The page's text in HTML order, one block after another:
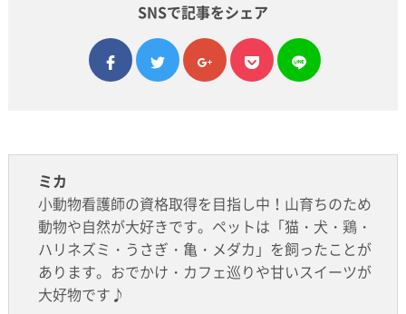
SNSで記事をシェア
facebook
twittergoogle plus
pocket
line
ミカ
小動物看護師の資格取得を目指し中！山育ちのため
動物や自然が大好きです。ペットは「猫・犬・鶏・
ハリネズミ・うさぎ・亀・メダカ」を飼ったことが
あります。おでかけ・カフェ巡りや甘いスイーツが
大好物です♪